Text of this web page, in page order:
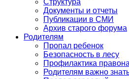
Структура
Документы и отчеты
Публикации в СМИ
Архив старого форума
Родителям
Пропал ребенок
Безопасность в лесу
Профилактика
Родителям важно